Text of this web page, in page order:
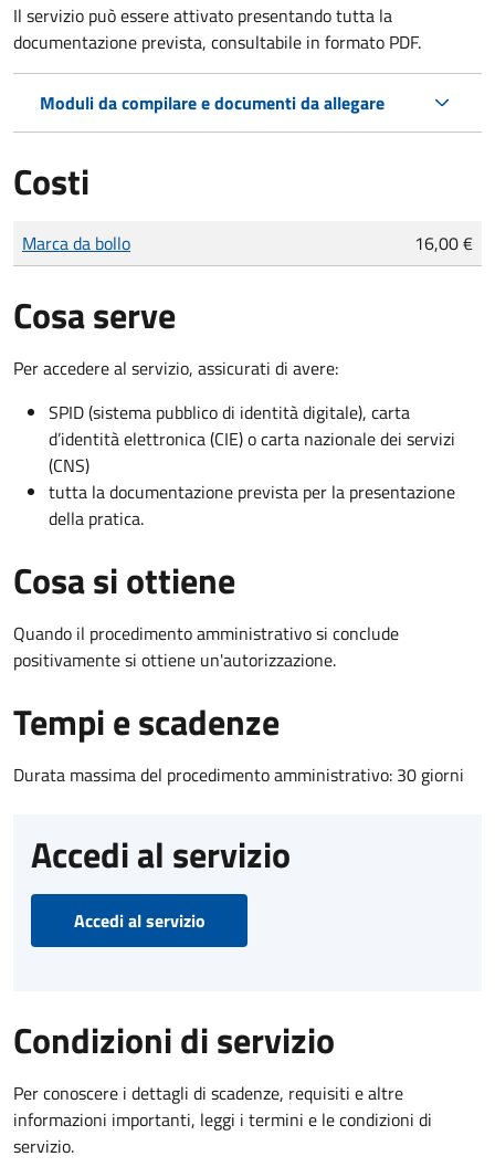
Il servizio può essere attivato presentando tutta la
documentazione prevista, consultabile in formato PDF.
Moduli da compilare e documenti da allegare
Costi
Tipo di pagamento
Importo
Marca da bollo 16,00 €
Cosa serve
Per accedere al servizio, assicurati di avere:
SPID (sistema pubblico di identità digitale), carta
d’identità elettronica (CIE) o carta nazionale dei servizi
(CNS)
tutta la documentazione prevista per la presentazione
della pratica.
Cosa si ottiene
Quando il procedimento amministrativo si conclude
positivamente si ottiene un'autorizzazione.
Tempi e scadenze
Durata massima del procedimento amministrativo: 30 giorni
Accedi al servizio
Accedi al servizio
Condizioni di servizio
Per conoscere i dettagli di scadenze, requisiti e altre
informazioni importanti, leggi i termini e le condizioni di
servizio.